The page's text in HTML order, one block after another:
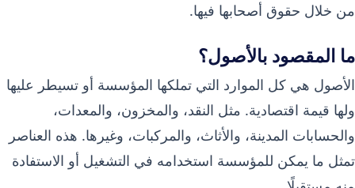
من خلال حقوق أصحابها فيها.
ما المقصود بالأصول؟
الأصول هي كل الموارد التي تملكها المؤسسة أو تسيطر عليها
ولها قيمة اقتصادية. مثل النقد، والمخزون، والمعدات،
والحسابات المدينة، والأثاث، والمركبات، وغيرها. هذه العناصر
تمثل ما يمكن للمؤسسة استخدامه في التشغيل أو الاستفادة